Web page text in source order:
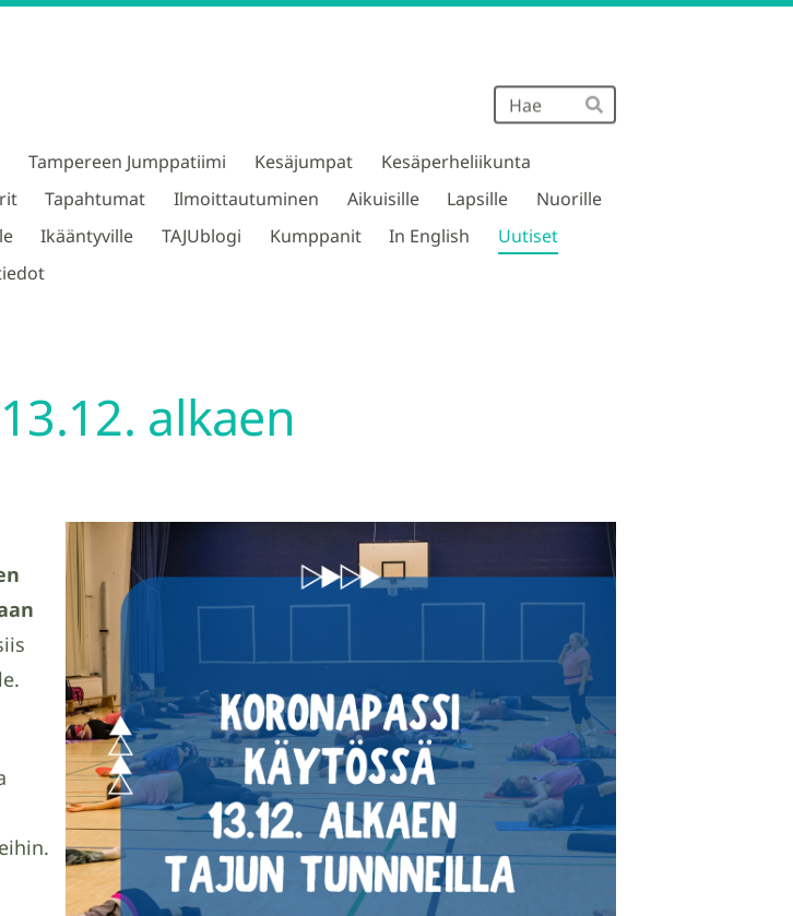
Hae
Tampereen Jumppatiimi Kesäjumpat
Kesäperheliikunta
Tapahtumat Ilmoittautuminen Aikuisille Lapsille
Nuorille
Ikääntyville TAJUblogi Kumppanit In English
Uutiset
alkaen